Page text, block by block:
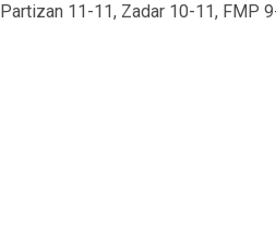
11-11, Zadar 10-11, FMP